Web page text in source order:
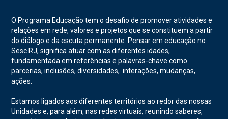
O Programa Educação tem o desafio de promover atividades e
relações em rede, valores e projetos que se constituem a partir
do diálogo e da escuta permanente. Pensar em educação no
Sesc RJ, significa atuar com as diferentes idades,
fundamentada em referências e palavras-chave como
parcerias, inclusões, diversidades, interações, mudanças,
ações.
Estamos ligados aos diferentes territórios ao redor das nossas
Unidades e, para além, nas redes virtuais, reunindo saberes,